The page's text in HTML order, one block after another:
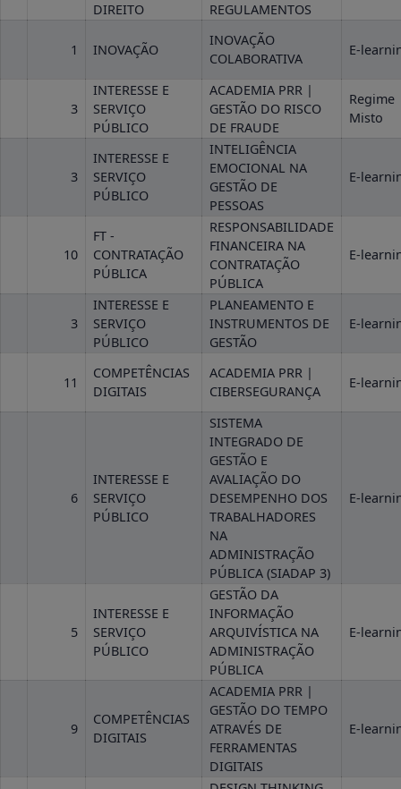
DIREITO
REGULAMENTOS
1 INOVAÇÃO
INOVAÇÃO
COLABORATIVA
E-
3
INTERESSE E
SERVIÇO
PÚBLICO
ACADEMIA PRR |
GESTÃO DO RISCO
DE FRAUDE
Regime
Misto
3
INTERESSE E
SERVIÇO
PÚBLICO
INTELIGÊNCIA
EMOCIONAL NA
GESTÃO DE
PESSOAS
E-
10
FT -
CONTRATAÇÃO
PÚBLICA
RESPONSABILIDADE
FINANCEIRA NA
CONTRATAÇÃO
PÚBLICA
E-
3
INTERESSE E
SERVIÇO
PÚBLICO
PLANEAMENTO E
INSTRUMENTOS DE
GESTÃO
E-
11
COMPETÊNCIAS
DIGITAIS
ACADEMIA PRR |
CIBERSEGURANÇA
E-
6
INTERESSE E
SERVIÇO
PÚBLICO
SISTEMA
INTEGRADO DE
GESTÃO E
AVALIAÇÃO DO
DESEMPENHO DOS
TRABALHADORES
NA
ADMINISTRAÇÃO
PÚBLICA (SIADAP 3)
E-
5
INTERESSE E
SERVIÇO
PÚBLICO
GESTÃO DA
INFORMAÇÃO
ARQUIVÍSTICA NA
ADMINISTRAÇÃO
PÚBLICA
E-
9
COMPETÊNCIAS
DIGITAIS
ACADEMIA PRR |
GESTÃO DO TEMPO
ATRAVÉS DE
FERRAMENTAS
DIGITAIS
E-